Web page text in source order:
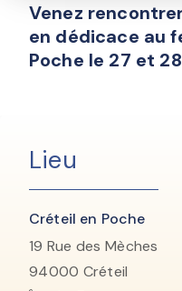
Venez
en dédicace au
Poche le 27 et
Lieu
Créteil en Poche
19 Rue des Mèches
94000 Créteil